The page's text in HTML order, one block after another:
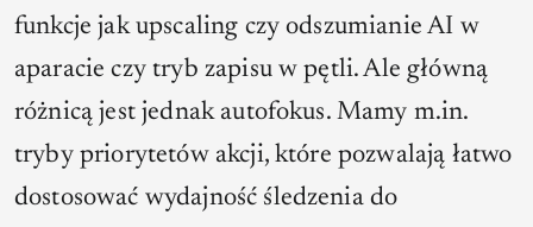
funkcje jak upscaling czy odszumianie AI w
aparacie czy tryb zapisu w pętli. Ale główną
różnicą jest jednak autofokus. Mamy m.in.
tryby priorytetów akcji, które pozwalają łatwo
dostosować wydajność śledzenia do